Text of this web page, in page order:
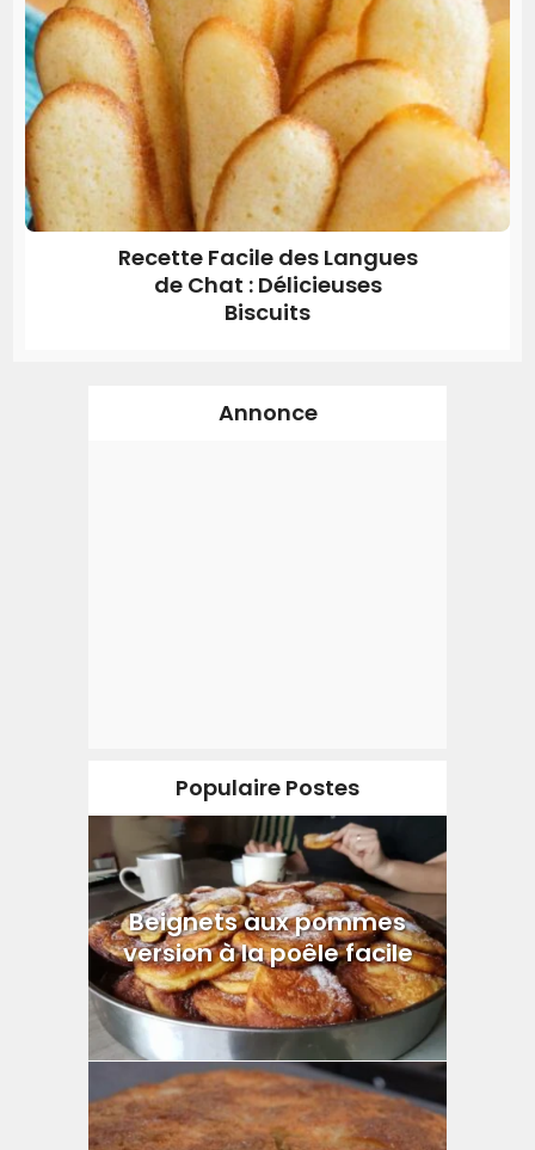
Recette Facile des Langues
de Chat : Délicieuses
Biscuits
Annonce
Populaire Postes
Beignets aux pommes
version à la poêle facile